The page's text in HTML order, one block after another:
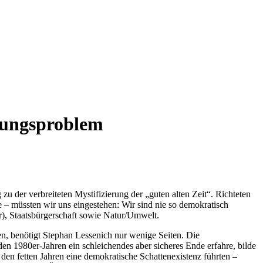
der verbreiteten Mystifizierung der „guten alten Zeit“. Richteten
müssten wir uns eingestehen: Wir sind nie so demokratisch
Staatsbürgerschaft sowie Natur/Umwelt.
benötigt Stephan Lessenich nur wenige Seiten. Die
1980er-Jahren ein schleichendes aber sicheres Ende erfahre, bilde
fetten Jahren eine demokratische Schattenexistenz führten –